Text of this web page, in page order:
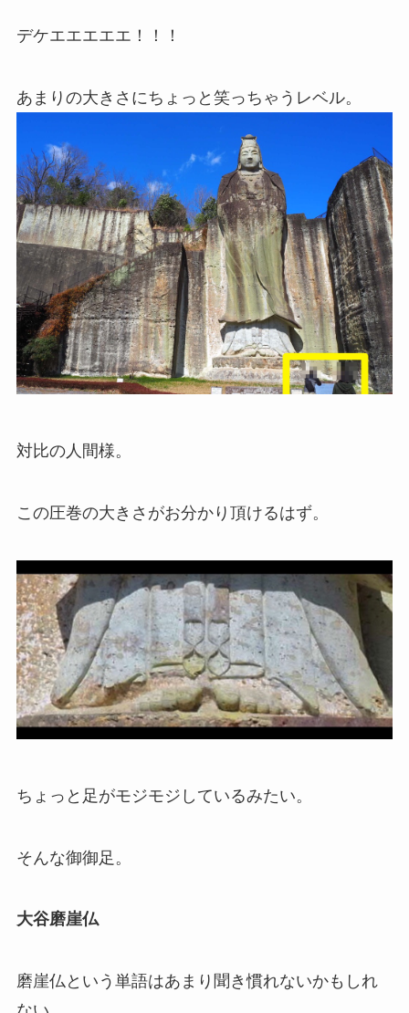
デケエエエエエ！！！
あまりの大きさにちょっと笑っちゃうレベル。
対比の人間様。
この圧巻の大きさがお分かり頂けるはず。
ちょっと足がモジモジしているみたい。
そんな御御足。
大谷磨崖仏
磨崖仏という単語はあまり聞き慣れないかもしれ